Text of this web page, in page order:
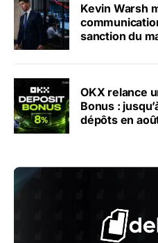
Kevin Warsh
sanction du
OKX relance
Bonus :
dépôts en